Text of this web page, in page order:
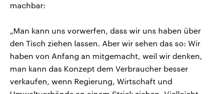
machbar:
„Man kann uns vorwerfen, dass wir uns haben über
den Tisch ziehen lassen. Aber wir sehen das so: Wir
haben von Anfang an mitgemacht, weil wir denken,
man kann das Konzept dem Verbraucher besser
verkaufen, wenn Regierung, Wirtschaft und